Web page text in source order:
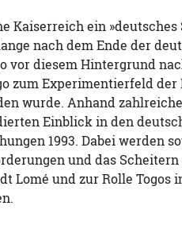
ein »deutsches
nach dem Ende der
vor diesem Hintergrund
zum Experimentierfeld
wurde. Anhand
Einblick in den
1993. Dabei werden
und das
und zur Rolle